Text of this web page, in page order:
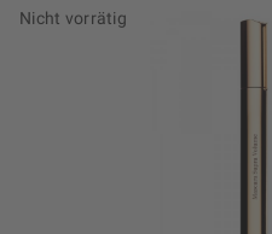
Nicht vorrätig